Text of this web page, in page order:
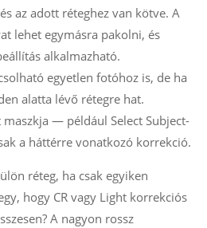
az adott réteghez van kötve. A
lehet egymásra pakolni, és
alkalmazható.
egyetlen fotóhoz is, de ha
alatta lévő rétegre hat.
— például Select Subject-
a háttérre vonatkozó korrekció.
réteg, ha csak egyiken
hogy CR vagy Light korrekciós
A nagyon rossz